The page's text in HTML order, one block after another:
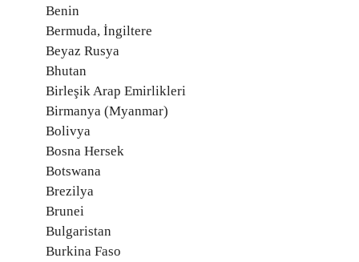
Benin
Bermuda, İngiltere
Beyaz Rusya
Bhutan
Birleşik Arap Emirlikleri
Birmanya (Myanmar)
Bolivya
Bosna Hersek
Botswana
Brezilya
Brunei
Bulgaristan
Burkina Faso